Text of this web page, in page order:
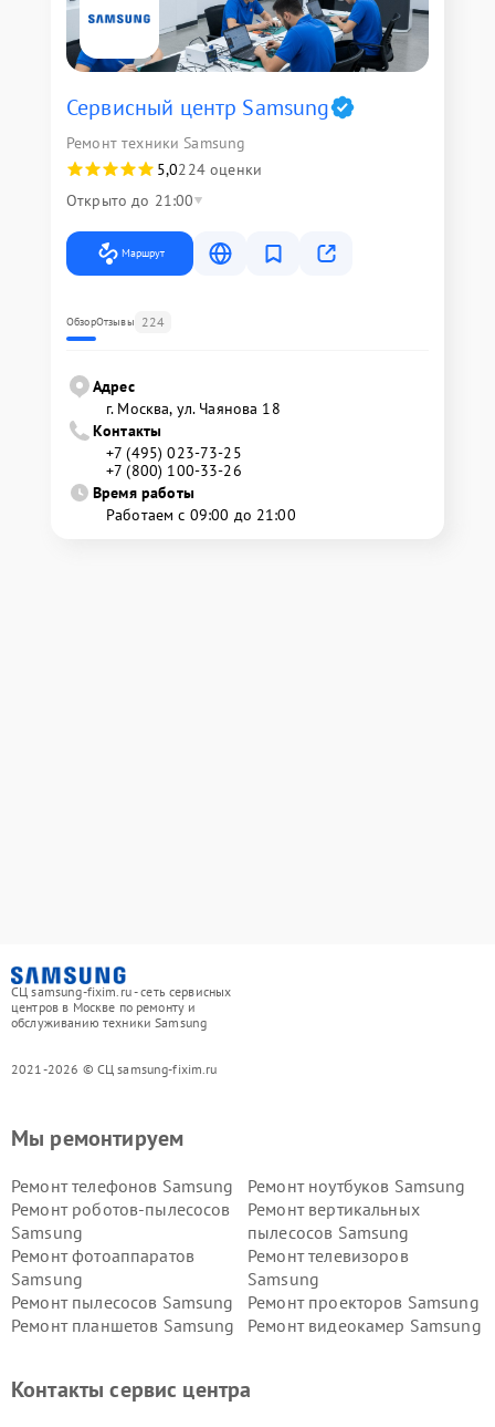
Сервисный центр Samsung
Ремонт техники Samsung
5,0224 оценки
Открыто до 21:00
Маршрут
ОбзорОтзывы 224
Адрес
г. Москва, ул. Чаянова 18
Контакты
+7 (495) 023-73-25
+7 (800) 100-33-26
Время работы
Работаем с 09:00 до 21:00
СЦ samsung-fixim.ru - сеть сервисных
центров в Москве по ремонту и
обслуживанию техники Samsung
2021-2026 © СЦ samsung-fixim.ru
Мы ремонтируем
Ремонт телефонов Samsung
Ремонт ноутбуков Samsung
Ремонт роботов-пылесосов
Samsung
Ремонт вертикальных
пылесосов Samsung
Ремонт фотоаппаратов
Samsung
Ремонт телевизоров
Samsung
Ремонт пылесосов Samsung
Ремонт проекторов Samsung
Ремонт планшетов Samsung
Ремонт видеокамер Samsung
Контакты сервис центра